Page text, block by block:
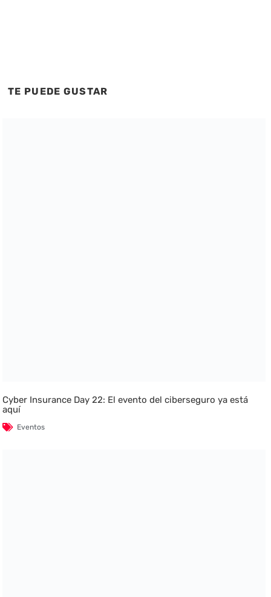
TE PUEDE GUSTAR
Cyber Insurance Day 22: El evento del ciberseguro ya está
aquí
Eventos